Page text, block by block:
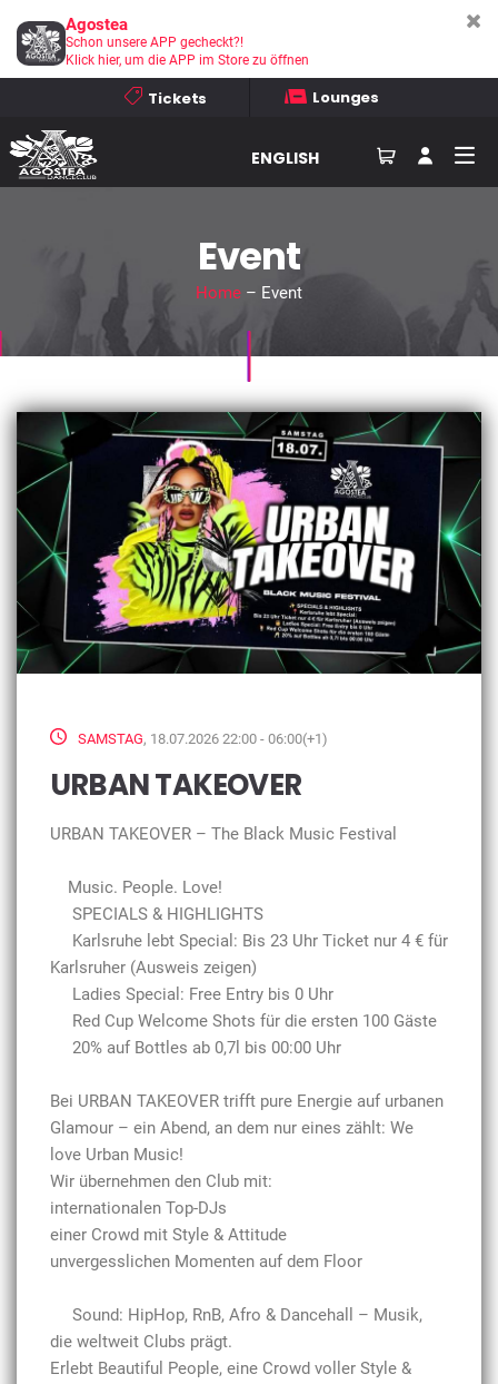
Tickets Lounges
ENGLISH
Event
Home – Event
SAMSTAG, 18.07.2026 22:00 - 06:00(+1)
URBAN TAKEOVER
URBAN TAKEOVER – The Black Music Festival
Music. People. Love!
SPECIALS & HIGHLIGHTS
Karlsruhe lebt Special: Bis 23 Uhr Ticket nur 4 € für
Karlsruher (Ausweis zeigen)
Ladies Special: Free Entry bis 0 Uhr
Red Cup Welcome Shots für die ersten 100 Gäste
20% auf Bottles ab 0,7l bis 00:00 Uhr
Bei URBAN TAKEOVER trifft pure Energie auf urbanen
Glamour – ein Abend, an dem nur eines zählt: We
love Urban Music!
Wir übernehmen den Club mit:
internationalen Top-DJs
einer Crowd mit Style & Attitude
unvergesslichen Momenten auf dem Floor
Sound: HipHop, RnB, Afro & Dancehall – Musik,
die weltweit Clubs prägt.
Erlebt Beautiful People, eine Crowd voller Style &
Agostea
Schon unsere APP gecheckt?!
Klick hier, um die APP im Store zu öffnen